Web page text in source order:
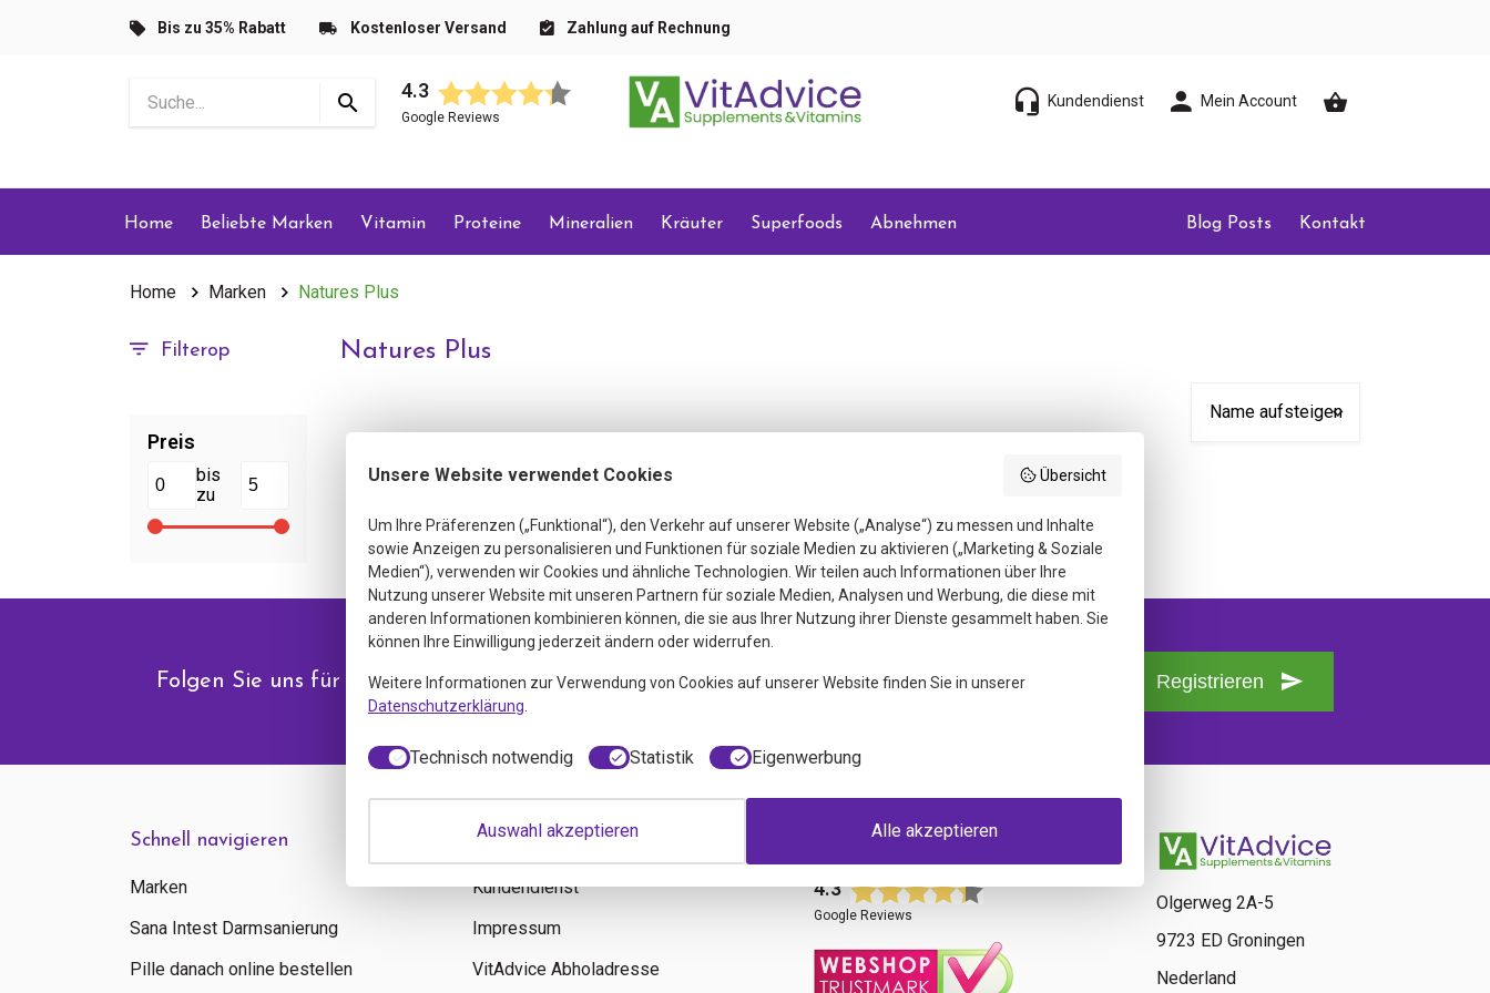
Bis zu 35% Rabatt Kostenloser Versand Zahlung auf Rechnung
4.3
Google Reviews
Kundendienst Mein Account
Home Beliebte Marken Vitamin Proteine Mineralien Kräuter Superfoods Abnehmen Blog Posts Kontakt
Home Marken Natures Plus
Filterop
Preis
bis
zu
Natures Plus
Folgen Sie uns für Angebote & Neuigkeiten Registrieren
Schnell navigieren
Marken
Sana Intest Darmsanierung
Pille danach online bestellen
Infos
Kundendienst
Impressum
VitAdvice Abholadresse
Bewertungen
4.3
Google Reviews
Olgerweg 2A-5
9723 ED Groningen
Nederland
Unsere Website verwendet Cookies Übersicht
Um Ihre Präferenzen („Funktional“), den Verkehr auf unserer Website („Analyse“) zu messen und Inhalte
sowie Anzeigen zu personalisieren und Funktionen für soziale Medien zu aktivieren („Marketing & Soziale
Medien“), verwenden wir Cookies und ähnliche Technologien. Wir teilen auch Informationen über Ihre
Nutzung unserer Website mit unseren Partnern für soziale Medien, Analysen und Werbung, die diese mit
anderen Informationen kombinieren können, die sie aus Ihrer Nutzung ihrer Dienste gesammelt haben. Sie
können Ihre Einwilligung jederzeit ändern oder widerrufen.
Weitere Informationen zur Verwendung von Cookies auf unserer Website finden Sie in unserer
Datenschutzerklärung
Technisch notwendig Statistik Eigenwerbung
Auswahl akzeptieren Alle akzeptieren